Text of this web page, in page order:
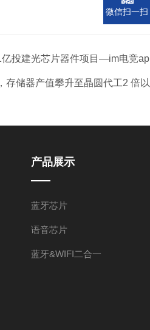
投建光芯片器件项目—im电竞
存储器产值攀升至晶圆代工2 倍
产品展示
蓝牙芯片
语音芯片
蓝牙&WIFI二合一
微信扫一扫